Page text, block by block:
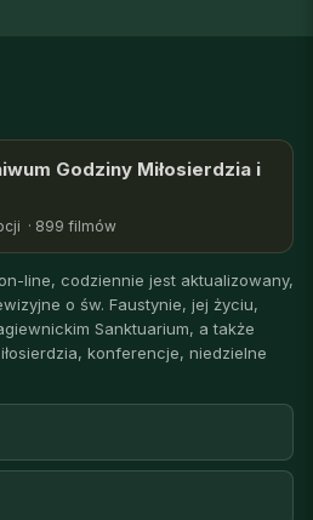
Godziny Miłosierdzia i
· 899 filmów
line, codziennie jest aktualizowany,
o św. Faustynie, jej życiu,
Sanktuarium, a także
konferencje, niedzielne